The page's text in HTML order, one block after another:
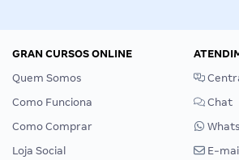
GRAN CURSOS ONLINE
Quem Somos
Como Funciona
Como Comprar
Loja Social
Chat
E-mail